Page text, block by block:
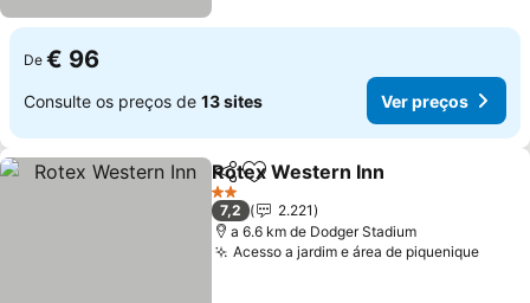
De € 96
Consulte os preços de 13 sites Ver preços
PartilharAdicionar aos favoritos
Rotex Western Inn
2 Estrelas
7,2
2.221
a 6.6 km de Dodger Stadium
Acesso a jardim e área de piquenique